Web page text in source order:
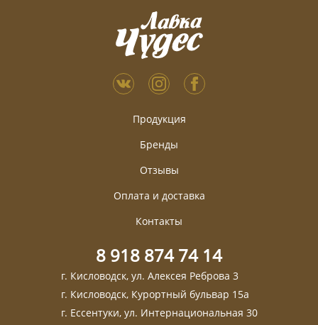
Продукция
Бренды
Отзывы
Оплата и доставка
Контакты
8 918 874 74 14
г. Кисловодск, ул. Алексея Реброва 3
г. Кисловодск, Курортный бульвар 15а
г. Ессентуки, ул. Интернациональная 30